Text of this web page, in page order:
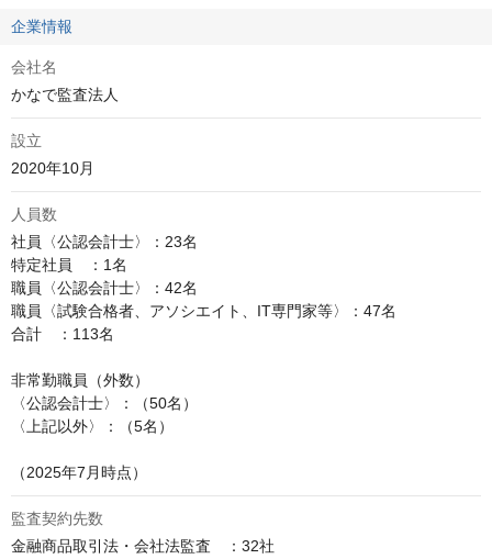
企業情報
会社名
かなで監査法人
設立
2020年10月
人員数
社員〈公認会計士〉：23名
特定社員　：1名
職員〈公認会計士〉：42名
職員〈試験合格者、アソシエイト、IT専門家等〉：47名
合計　：113名
非常勤職員（外数）
〈公認会計士〉：（50名）
〈上記以外〉：（5名）
（2025年7月時点）
監査契約先数
金融商品取引法・会社法監査　：32社